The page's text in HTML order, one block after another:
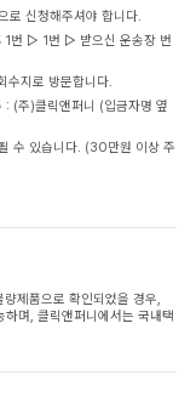
로 신청해주셔야 합니다.
번 ▷ 1번 ▷ 받으신 운송장 번
수지로 방문합니다.
주)클릭앤퍼니 (입금자명 옆
수 있습니다. (30만원 이상 주
제품으로 확인되었을 경우,
며, 클릭앤퍼니에서는 국내택